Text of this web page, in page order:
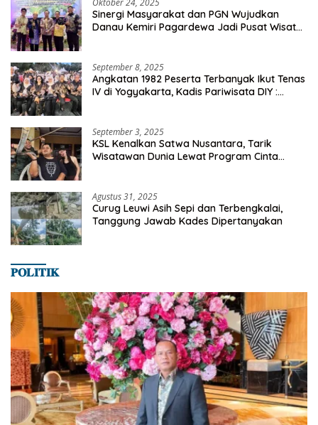
Oktober 24, 2025
Sinergi Masyarakat dan PGN Wujudkan
Danau Kemiri Pagardewa Jadi Pusat Wisata
September 8, 2025
Angkatan 1982 Peserta Terbanyak Ikut Tenas
IV di Yogyakarta, Kadis Pariwisata DIY :
September 3, 2025
KSL Kenalkan Satwa Nusantara, Tarik
Wisatawan Dunia Lewat Program Cinta
Agustus 31, 2025
Curug Leuwi Asih Sepi dan Terbengkalai,
Tanggung Jawab Kades Dipertanyakan
𝐏𝐎𝐋𝐈𝐓𝐈𝐊